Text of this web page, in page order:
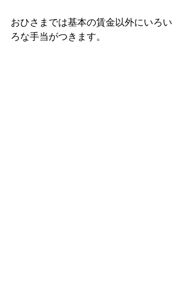
おひさまでは基本の賃金以外にいろい
ろな手当がつきます。